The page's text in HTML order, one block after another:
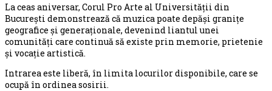
La ceas aniversar, Corul Pro Arte al Universității din
București demonstrează că muzica poate depăși granițe
geografice și generaționale, devenind liantul unei
comunități care continuă să existe prin memorie, prietenie
și vocație artistică.
Intrarea este liberă, în limita locurilor disponibile, care se
ocupă în ordinea sosirii.